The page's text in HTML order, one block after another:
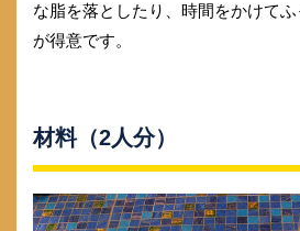
な脂を落としたり、時間をかけて
が得意です。
材料（2人分）